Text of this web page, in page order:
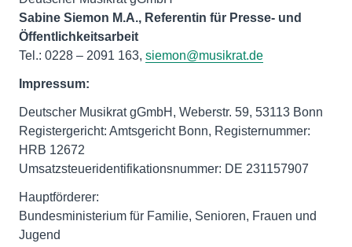
Sabine Siemon M.A., Referentin für Presse- und
Öffentlichkeitsarbeit
Tel.: 0228 – 2091 163, siemon@musikrat.de
Impressum:
Deutscher Musikrat gGmbH, Weberstr. 59, 53113 Bonn
Registergericht: Amtsgericht Bonn, Registernummer:
HRB 12672
Umsatzsteueridentifikationsnummer: DE 231157907
Hauptförderer:
Bundesministerium für Familie, Senioren, Frauen und
Jugend